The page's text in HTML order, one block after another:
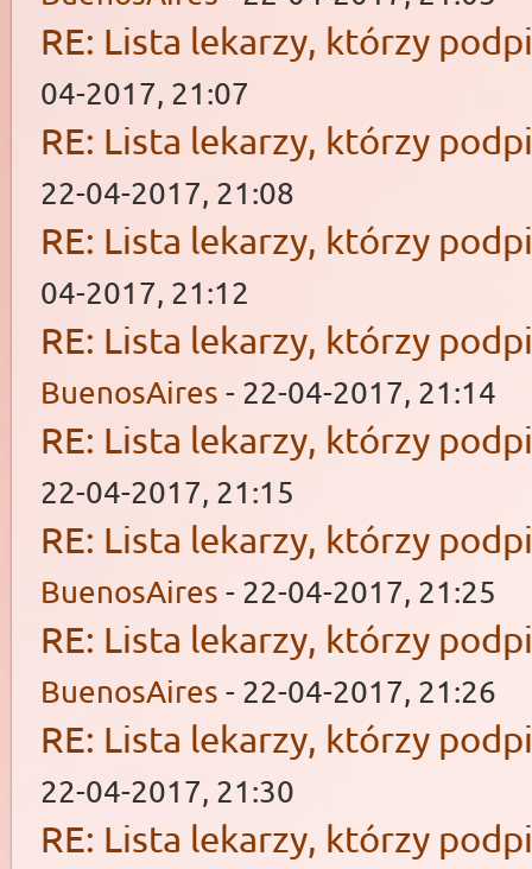
RE: Lista lekarzy, którzy
04-2017, 21:07
RE: Lista lekarzy, którzy
22-04-2017, 21:08
RE: Lista lekarzy, którzy
04-2017, 21:12
RE: Lista lekarzy, którzy
BuenosAires - 22-04-2017, 21:14
RE: Lista lekarzy, którzy
22-04-2017, 21:15
RE: Lista lekarzy, którzy
BuenosAires - 22-04-2017, 21:25
RE: Lista lekarzy, którzy
BuenosAires - 22-04-2017, 21:26
RE: Lista lekarzy, którzy
22-04-2017, 21:30
RE: Lista lekarzy, którzy